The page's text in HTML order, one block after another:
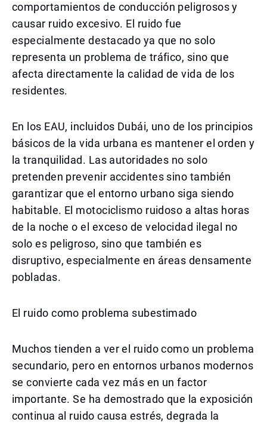
comportamientos de conducción peligrosos y
causar ruido excesivo. El ruido fue
especialmente destacado ya que no solo
representa un problema de tráfico, sino que
afecta directamente la calidad de vida de los
residentes.
En los EAU, incluidos Dubái, uno de los principios
básicos de la vida urbana es mantener el orden y
la tranquilidad. Las autoridades no solo
pretenden prevenir accidentes sino también
garantizar que el entorno urbano siga siendo
habitable. El motociclismo ruidoso a altas horas
de la noche o el exceso de velocidad ilegal no
solo es peligroso, sino que también es
disruptivo, especialmente en áreas densamente
pobladas.
El ruido como problema subestimado
Muchos tienden a ver el ruido como un problema
secundario, pero en entornos urbanos modernos
se convierte cada vez más en un factor
importante. Se ha demostrado que la exposición
continua al ruido causa estrés, degrada la